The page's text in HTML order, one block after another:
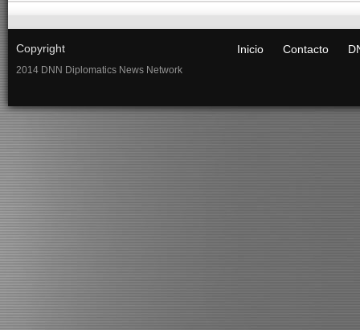
Copyright
2014 DNN Diplomatics News Network
Inicio Contacto